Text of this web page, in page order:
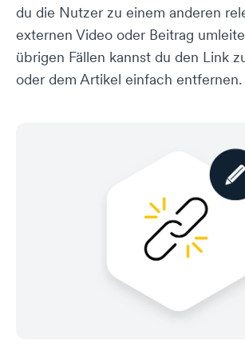
du die Nutzer zu einem anderen
externen Video oder Beitrag
übrigen Fällen kannst du den Link
oder dem Artikel einfach entfernen.